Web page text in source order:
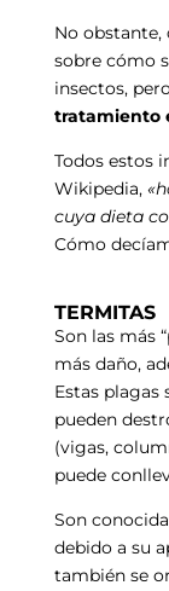
No obstante,
sobre cómo
insectos,
tratamiento
Todos estos
Wikipedia,
cuya dieta
Cómo
TERMITAS
Son las más
más daño,
Estas plagas
pueden
(vigas,
puede
Son
debido a su
también se